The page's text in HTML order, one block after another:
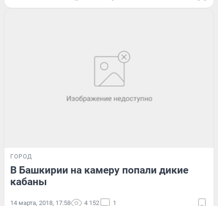
ГОРОД
В Башкирии на камеру попали дикие
кабаны
14 марта, 2018, 17:58 4 152 1